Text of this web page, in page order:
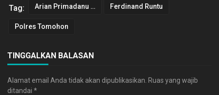
Tag: Arian Primadanu Colibrito Ferdinand Runtu
Polres Tomohon
TINGGALKAN BALASAN
Alamat email Anda tidak akan dipublikasikan. Ruas yang wajib
ditandai *